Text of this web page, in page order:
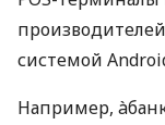
системой
Например,